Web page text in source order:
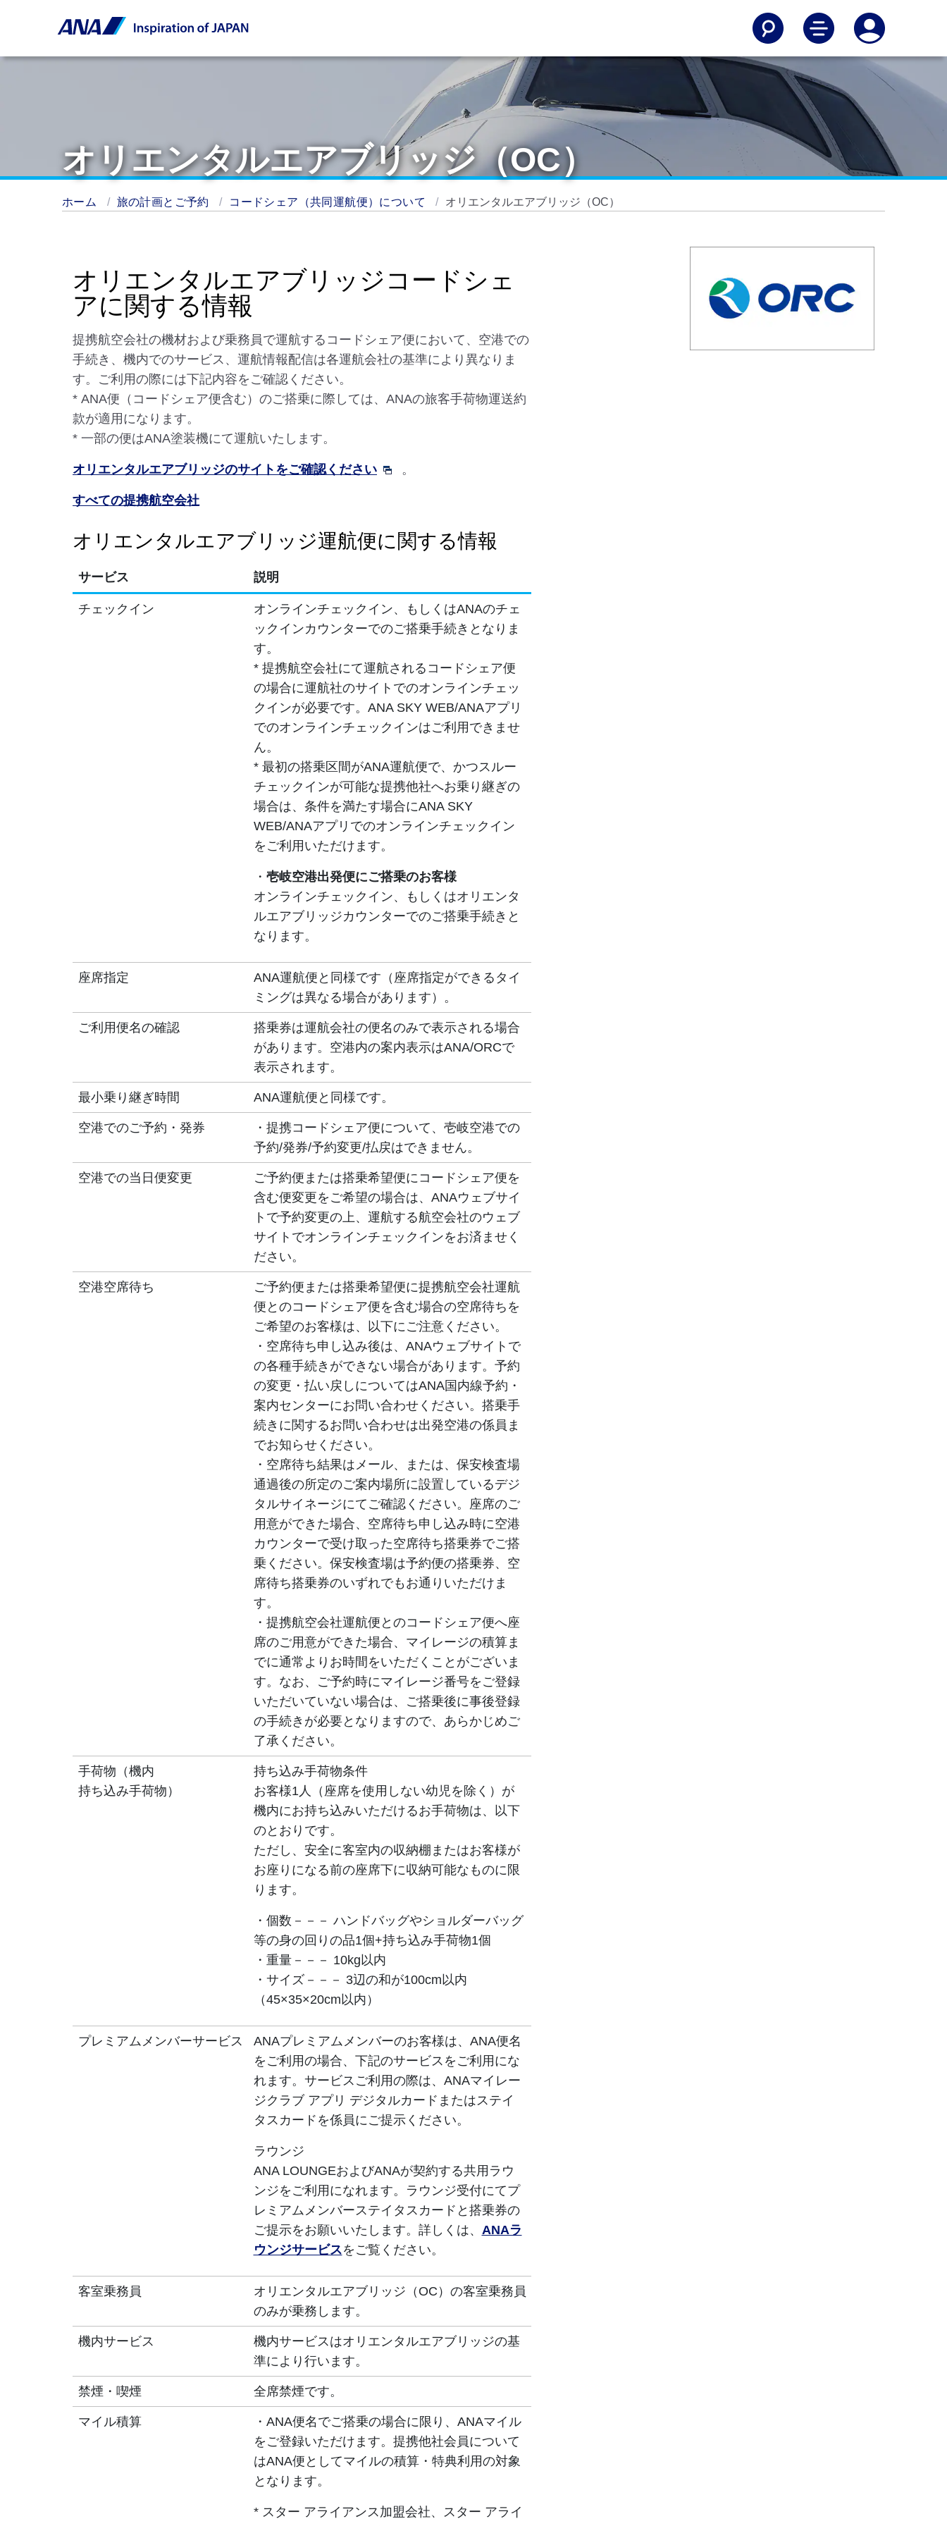
オリエンタルエアブリッジ（OC）
ホーム 旅の計画とご予約 コードシェア（共同運航便）について オリエンタルエアブリッジ（OC）
オリエンタルエアブリッジコードシェ
アに関する情報
提携航空会社の機材および乗務員で運航するコードシェア便において、空港での
手続き、機内でのサービス、運航情報配信は各運航会社の基準により異なりま
す。ご利用の際には下記内容をご確認ください。
* ANA便（コードシェア便含む）のご搭乗に際しては、ANAの旅客手荷物運送約
款が適用になります。
* 一部の便はANA塗装機にて運航いたします。
オリエンタルエアブリッジのサイトをご確認ください 。
すべての提携航空会社
オリエンタルエアブリッジ運航便に関する情報
サービス 説明
チェックイン
オンラインチェックイン、もしくはANAのチェ
ックインカウンターでのご搭乗手続きとなりま
す。
* 提携航空会社にて運航されるコードシェア便
の場合に運航社のサイトでのオンラインチェッ
クインが必要です。ANA SKY WEB/ANAアプリ
でのオンラインチェックインはご利用できませ
ん。
* 最初の搭乗区間がANA運航便で、かつスルー
チェックインが可能な提携他社へお乗り継ぎの
場合は、条件を満たす場合にANA SKY
WEB/ANAアプリでのオンラインチェックイン
をご利用いただけます。
・ 壱岐空港出発便にご搭乗のお客様
オンラインチェックイン、もしくはオリエンタ
ルエアブリッジカウンターでのご搭乗手続きと
なります。
座席指定
ANA運航便と同様です（座席指定ができるタイ
ミングは異なる場合があります）。
ご利用便名の確認
搭乗券は運航会社の便名のみで表示される場合
があります。空港内の案内表示はANA/ORCで
表示されます。
最小乗り継ぎ時間 ANA運航便と同様です。
空港でのご予約・発券
・提携コードシェア便について、壱岐空港での
予約/発券/予約変更/払戻はできません。
空港での当日便変更
ご予約便または搭乗希望便にコードシェア便を
含む便変更をご希望の場合は、ANAウェブサイ
トで予約変更の上、運航する航空会社のウェブ
サイトでオンラインチェックインをお済ませく
ださい。
空港空席待ち
ご予約便または搭乗希望便に提携航空会社運航
便とのコードシェア便を含む場合の空席待ちを
ご希望のお客様は、以下にご注意ください。
・空席待ち申し込み後は、ANAウェブサイトで
の各種手続きができない場合があります。予約
の変更・払い戻しについてはANA国内線予約・
案内センターにお問い合わせください。搭乗手
続きに関するお問い合わせは出発空港の係員ま
でお知らせください。
・空席待ち結果はメール、または、保安検査場
通過後の所定のご案内場所に設置しているデジ
タルサイネージにてご確認ください。座席のご
用意ができた場合、空席待ち申し込み時に空港
カウンターで受け取った空席待ち搭乗券でご搭
乗ください。保安検査場は予約便の搭乗券、空
席待ち搭乗券のいずれでもお通りいただけま
す。
・提携航空会社運航便とのコードシェア便へ座
席のご用意ができた場合、マイレージの積算ま
でに通常よりお時間をいただくことがございま
す。なお、ご予約時にマイレージ番号をご登録
いただいていない場合は、ご搭乗後に事後登録
の手続きが必要となりますので、あらかじめご
了承ください。
手荷物（機内
持ち込み手荷物）
持ち込み手荷物条件
お客様1人（座席を使用しない幼児を除く）が
機内にお持ち込みいただけるお手荷物は、以下
のとおりです。
ただし、安全に客室内の収納棚またはお客様が
お座りになる前の座席下に収納可能なものに限
ります。
・個数－－－ ハンドバッグやショルダーバッグ
等の身の回りの品1個+持ち込み手荷物1個
・重量－－－ 10kg以内
・サイズ－－－ 3辺の和が100cm以内
（45×35×20cm以内）
プレミアムメンバーサービス
ANAプレミアムメンバーのお客様は、ANA便名
をご利用の場合、下記のサービスをご利用にな
れます。サービスご利用の際は、ANAマイレー
ジクラブ アプリ デジタルカードまたはステイ
タスカードを係員にご提示ください。
ラウンジ
ANA LOUNGEおよびANAが契約する共用ラウ
ンジをご利用になれます。ラウンジ受付にてプ
レミアムメンバーステイタスカードと搭乗券の
ご提示をお願いいたします。詳しくは、 ANAラ
ウンジサービスをご覧ください。
客室乗務員
オリエンタルエアブリッジ（OC）の客室乗務員
のみが乗務します。
機内サービス
機内サービスはオリエンタルエアブリッジの基
準により行います。
禁煙・喫煙 全席禁煙です。
マイル積算
・ANA便名でご搭乗の場合に限り、ANAマイル
をご登録いただけます。提携他社会員について
はANA便としてマイルの積算・特典利用の対象
となります。
* スター アライアンス加盟会社、スター アライ